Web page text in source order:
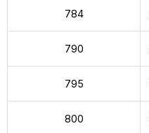
784
790
795
800